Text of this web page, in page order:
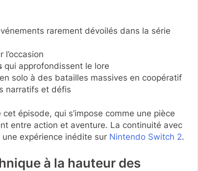
rarement dévoilés dans la série
qui approfondissent le lore
solo à des batailles massives en coopératif
narratifs et défis
épisode, qui s’impose comme une pièce
entre action et aventure. La continuité avec
expérience inédite sur Nintendo Switch 2.
à la hauteur des